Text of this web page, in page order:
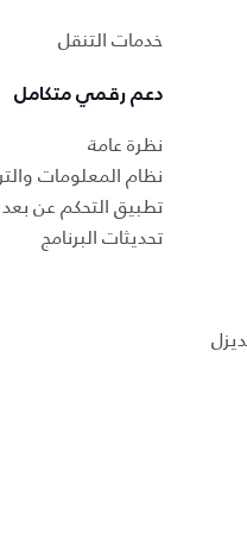
خدمات التنقل
دعم رقمي متكامل
نظرة عامة
نظام المعلومات
تطبيق التحكم عن بعد
تحديثات البرنامج